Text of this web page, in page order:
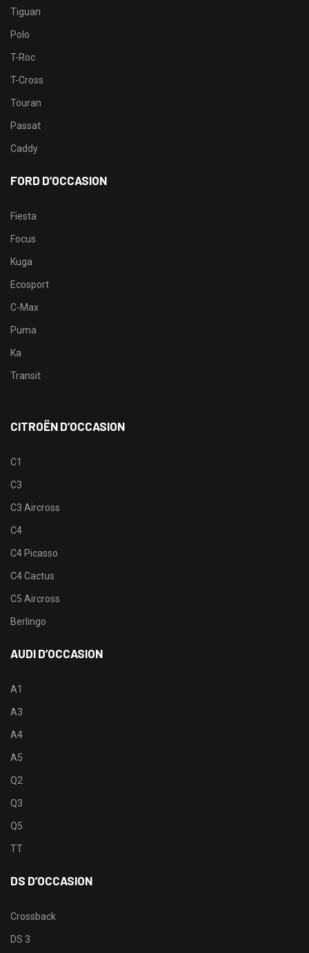
Tiguan
Polo
T-Roc
T-Cross
Touran
Passat
Caddy
FORD D’OCCASION
Fiesta
Focus
Kuga
Ecosport
C-Max
Puma
Ka
Transit
CITROËN D’OCCASION
C1
C3
C3 Aircross
C4
C4 Picasso
C4 Cactus
C5 Aircross
Berlingo
AUDI D’OCCASION
A1
A3
A4
A5
Q2
Q3
Q5
TT
DS D’OCCASION
Crossback
DS 3